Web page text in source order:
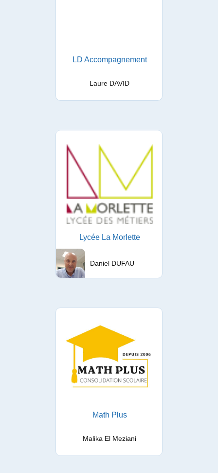
LD Accompagnement
Laure DAVID
Lycée La Morlette
Daniel DUFAU
Math Plus
Malika El Meziani